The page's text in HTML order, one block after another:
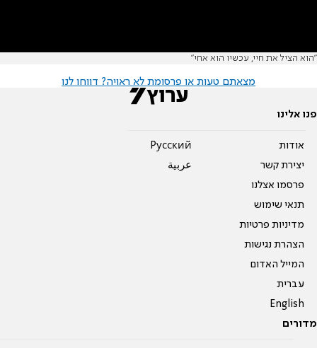
"הוא הציל את חיי, עכשיו הוא אחי"
מצאתם טעות או פרסומת לא ראויה? דווחו לנו
פנו אלינו
אודות
יצירת קשר
פרסמו אצלנו
תנאי שימוש
מדיניות פרטיות
הצהרת נגישות
המייל האדום
עברית
English
Pусский
عربية
מדורים